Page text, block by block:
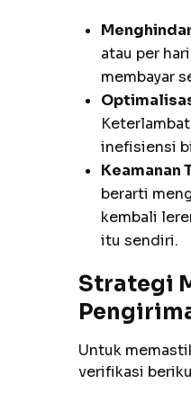
atau per
membayar
inefisiensi
Keamanan
berarti
kembali
itu sendiri.
Strategi
Untuk
verifikasi